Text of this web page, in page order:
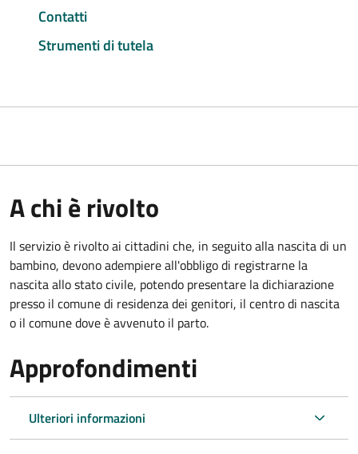
Contatti
Strumenti di tutela
A chi è rivolto
Il servizio è rivolto ai cittadini che, in seguito alla nascita di un
bambino, devono adempiere all'obbligo di registrarne la
nascita allo stato civile, potendo presentare la dichiarazione
presso il comune di residenza dei genitori, il centro di nascita
o il comune dove è avvenuto il parto.
Approfondimenti
Ulteriori informazioni